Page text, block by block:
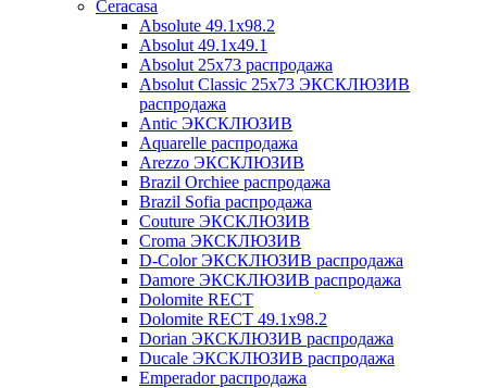
Ceracasa
Absolute 49.1x98.2
Absolut 49.1x49.1
Absolut 25x73 распродажа
Absolut Classic 25x73 ЭКСКЛЮЗИВ
распродажа
Antic ЭКСКЛЮЗИВ
Aquarelle распродажа
Arezzo ЭКСКЛЮЗИВ
Brazil Orchiee распродажа
Brazil Sofia распродажа
Couture ЭКСКЛЮЗИВ
Croma ЭКСКЛЮЗИВ
D-Color ЭКСКЛЮЗИВ распродажа
Damore ЭКСКЛЮЗИВ распродажа
Dolomite RECT
Dolomite RECT 49.1x98.2
Dorian ЭКСКЛЮЗИВ распродажа
Ducale ЭКСКЛЮЗИВ распродажа
Emperador распродажа